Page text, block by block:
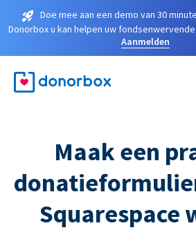
Doe mee aan een demo van 30
Donorbox u kan helpen uw
Aanmelden
Maak een
Squarespace